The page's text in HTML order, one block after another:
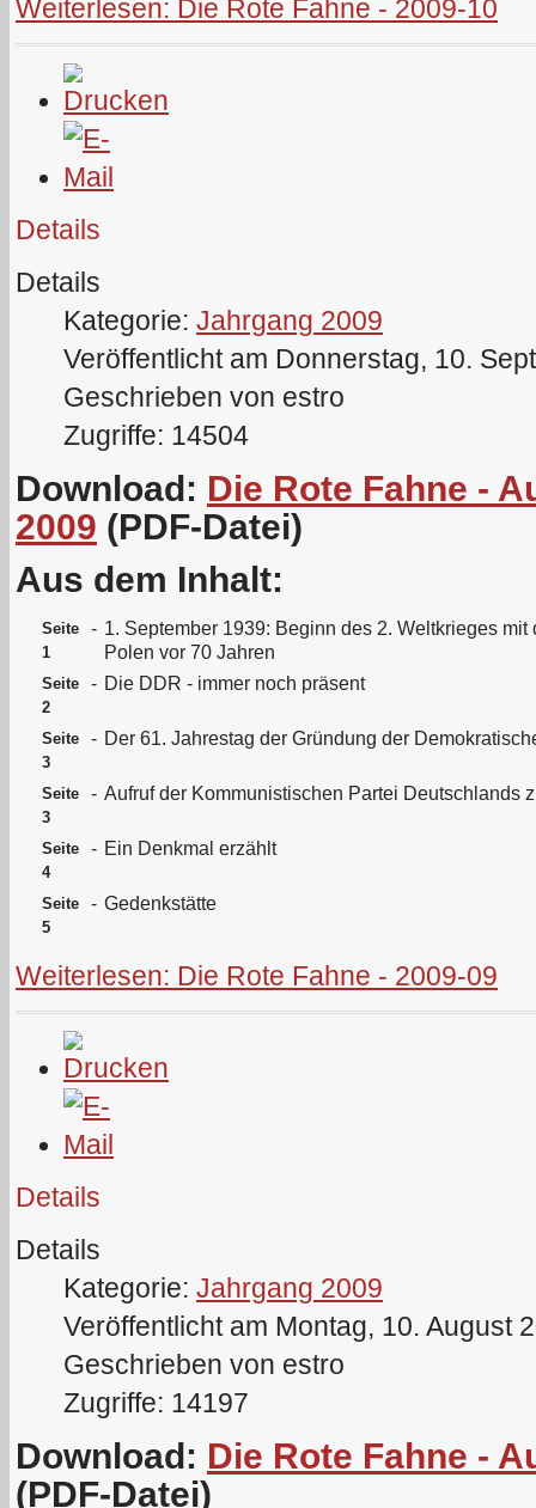
Weiterlesen: Die Rote Fahne - 2009-10
Details
Details
Kategorie: Jahrgang 2009
Veröffentlicht am Donnerstag, 10.
Geschrieben von estro
Zugriffe: 14504
Download: Die Rote Fahne -
2009 (PDF-Datei)
Aus dem Inhalt:
Seite
1
- 1. September 1939: Beginn des 2. Weltkrieges
Polen vor 70 Jahren
Seite
2
- Die DDR - immer noch präsent
Seite
3
- Der 61. Jahrestag der Gründung der
Seite
3
- Aufruf der Kommunistischen Partei Deutschlands
Seite
4
- Ein Denkmal erzählt
Seite
5
- Gedenkstätte
Weiterlesen: Die Rote Fahne - 2009-09
Details
Details
Kategorie: Jahrgang 2009
Veröffentlicht am Montag, 10. August
Geschrieben von estro
Zugriffe: 14197
Download: Die Rote Fahne -
(PDF-Datei)